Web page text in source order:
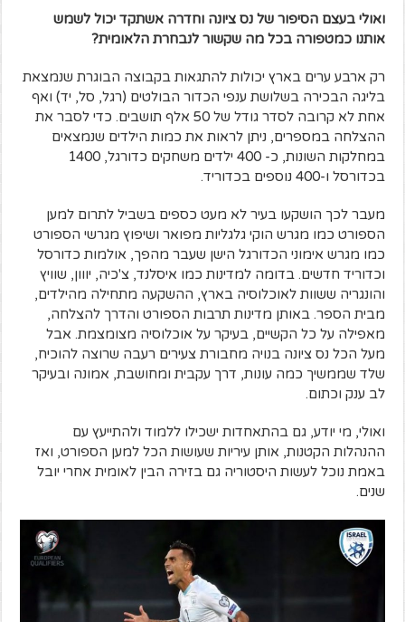
ואולי בעצם הסיפור של נס ציונה וחדרה אשתקד יכול לשמש
אותנו כמטפורה בכל מה שקשור לנבחרת הלאומית?
רק ארבע ערים בארץ יכולות להתגאות בקבוצה הבוגרת שנמצאת
בליגה הבכירה בשלושת ענפי הכדור הבולטים (רגל, סל, יד) ואף
אחת לא קרובה לסדר גודל של 50 אלף תושבים. כדי לסבר את
ההצלחה במספרים, ניתן לראות את כמות הילדים שנמצאים
במחלקות השונות, כ- 400 ילדים משחקים כדורגל, 1400
בכדורסל ו-400 נוספים בכדוריד.
מעבר לכך הושקעו בעיר לא מעט כספים בשביל לתרום למען
הספורט כמו מגרש הוקי גלגליות מפואר ושיפוץ מגרשי הספורט
כמו מגרש אימוני הכדורגל הישן שעבר מהפך, אולמות כדורסל
וכדוריד חדשים. בדומה למדינות כמו איסלנד, צ'כיה, יווון, שוויץ
והונגריה ששוות לאוכלוסיה בארץ, ההשקעה מתחילה מהילדים,
מבית הספר. באותן מדינות תרבות הספורט והדרך להצלחה,
מאפילה על כל הקשיים, בעיקר על אוכלוסיה מצומצמת. אבל
מעל הכל נס ציונה בנויה מחבורת צעירים רעבה שרוצה להוכיח,
שלד שממשיך כמה עונות, דרך עקבית ומחושבת, אמונה ובעיקר
לב ענק וכתום.
ואולי, מי יודע, גם בהתאחדות ישכילו ללמוד ולהתייעץ עם
ההנהלות הקטנות, אותן עיריות שעושות הכל למען הספורט, ואז
באמת נוכל לעשות היסטוריה גם בזירה הבין לאומית אחרי יובל
שנים.